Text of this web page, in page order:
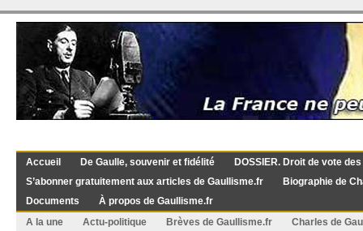
Accueil De Gaulle, souvenir et fidélité
DOSSIER. Droit de vote
S’abonner gratuitement aux articles de Gaullisme.fr
Biographie de
Documents
À propos de Gaullisme.fr
A la une
Actu-politique Brèves de Gaullisme.fr
Charles de